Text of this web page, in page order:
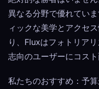
異なる分野で優れてい
ィックな美学とアクセ
り、Fluxはフォトリア
志向のユーザーにコス
私たちのおすすめ：予